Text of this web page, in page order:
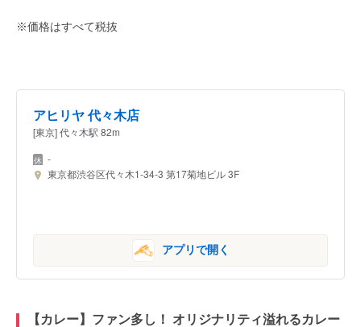
※価格はすべて税抜
アヒリヤ 代々木店
[東京] 代々木駅 82m
-
東京都渋谷区代々木1-34-3 第17菊地ビル 3F
アプリで開く
【カレー】ファン多し！ オリジナリティ溢れるカレー